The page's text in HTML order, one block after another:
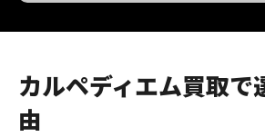
カルペディエム買取で
由